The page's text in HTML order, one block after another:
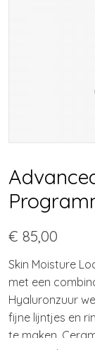
€ 85,00
Skin Moisture
met een
Hyaluronzuur
fijne lijntjes en
te maken.